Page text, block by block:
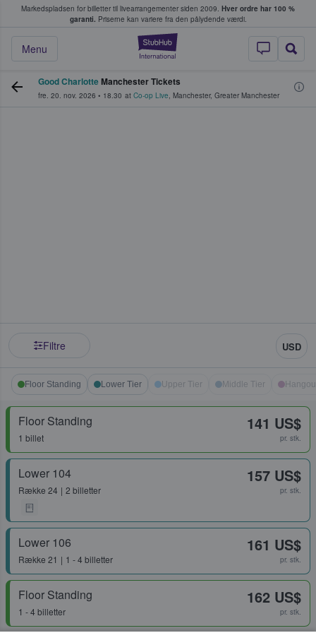
Markedspladsen for billetter til livearrangementer siden 2009. Hver ordre har 100 %
garanti. Priserne kan variere fra den pålydende værdi.
StubHub - Hvor
Menu
køber og sælger billetter
Good CharlotteManchester Tickets
fre. 20. nov. 2026 • 18.30 at Co-op Live, Manchester, Greater Manchester
Filtre USD
Floor Standing Lower Tier Upper Tier Middle Tier
Floor Standing
1 billet
141 US$
pr. stk.
Lower 104
Række 24 2 billetter
157 US$
pr. stk.
Lower 106
Række 21 1 - 4 billetter
161 US$
pr. stk.
Floor Standing
1 - 4 billetter
162 US$
pr. stk.